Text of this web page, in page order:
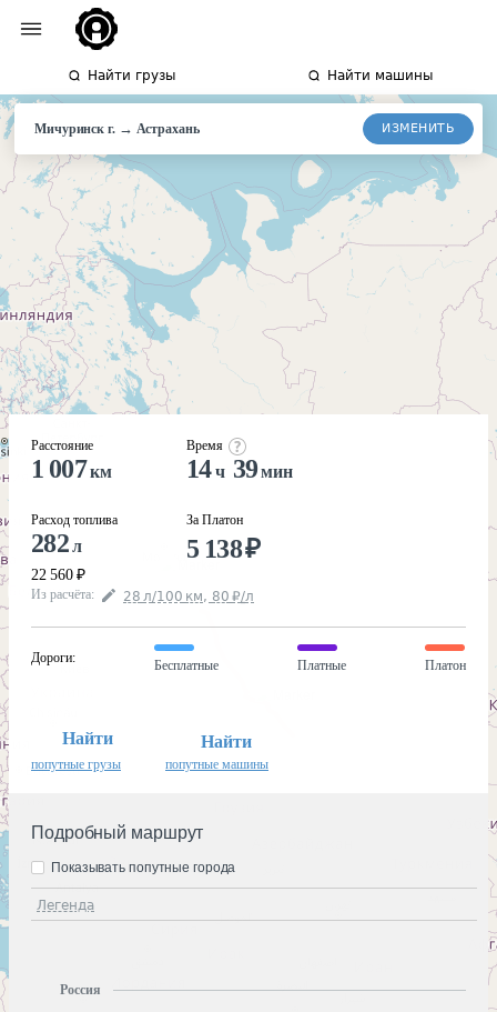
Найти грузы Найти машины
Мичуринск г.→ Астрахань ИЗМЕНИТЬ
Расстояние
1 007км
Расход топлива
282л
22 560 ₽
Время
14ч 39мин
За Платон
5 138₽
Из расчёта: 28 л/100 км, 80 ₽/л
Дороги:
Бесплатные Платные Платон
Найти
попутные грузы
Найти
попутные машины
Подробный маршрут
Легенда
Показывать попутные города
Россия